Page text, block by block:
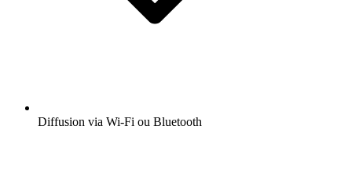
Diffusion via Wi-Fi ou Bluetooth